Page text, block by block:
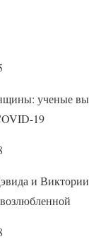
ученые
19
и